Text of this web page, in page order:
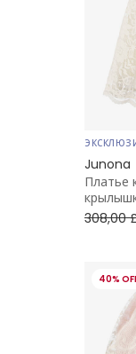
Junona
Платье
308,00
40%